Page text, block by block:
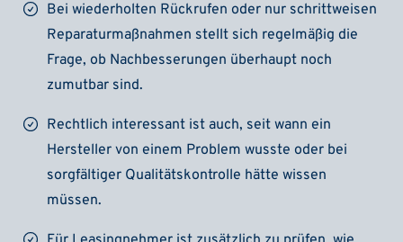
Bei wiederholten Rückrufen oder nur schrittweisen
Reparaturmaßnahmen stellt sich regelmäßig die
Frage, ob Nachbesserungen überhaupt noch
zumutbar sind.
Rechtlich interessant ist auch, seit wann ein
Hersteller von einem Problem wusste oder bei
sorgfältiger Qualitätskontrolle hätte wissen
müssen.